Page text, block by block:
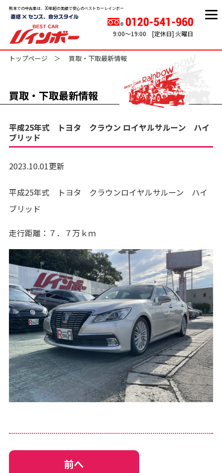
熊本での中古車は、30年超の実績で安心のベストカーレインボー
9:00～19:00 [定休日] 火曜日
トップページ 買取・下取最新情報
買取・下取最新情報
平成25年式 トヨタ クラウン ロイヤルサルーン ハイ
ブリッド
2023.10.01更新
平成25年式 トヨタ クラウンロイヤルサルーン ハイ
ブリッド
走行距離：７．７万ｋｍ
前へ